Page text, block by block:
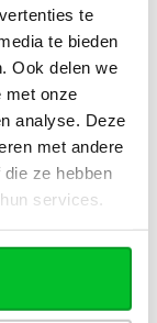
te
te bieden
Ook delen we
met onze
analyse. Deze
met andere
ze hebben
services.
40
beantwoorden.